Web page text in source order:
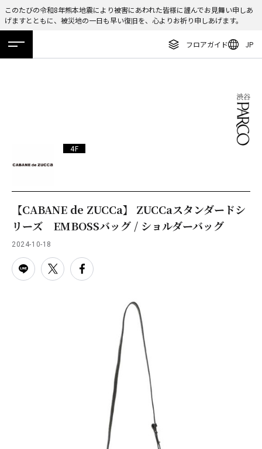
このたびの令和8年熊本地震により被害にあわれた皆様に謹んでお見舞い申しあ
げますとともに、被災地の一日も早い復旧を、心よりお祈り申しあげます。
フロアガイド JP
ホーム 特集 ニュース イベント アクセス
TAX FREE
DELIVERY SERVICES
PARCOメンバーズ
オンラインストア
ENGLISH
繁体字
4F
【CABANE de ZUCCa】 ZUCCaスタンダードシ
リーズ EMBOSSバッグ / ショルダーバッグ
2024-10-18